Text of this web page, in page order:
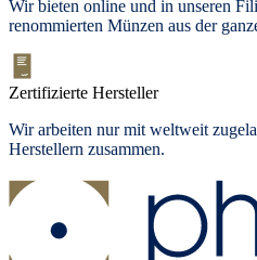
Wir bieten online und in unseren
renommierten Münzen aus der
Zertifizierte Hersteller
Wir arbeiten nur mit weltweit
Herstellern zusammen.